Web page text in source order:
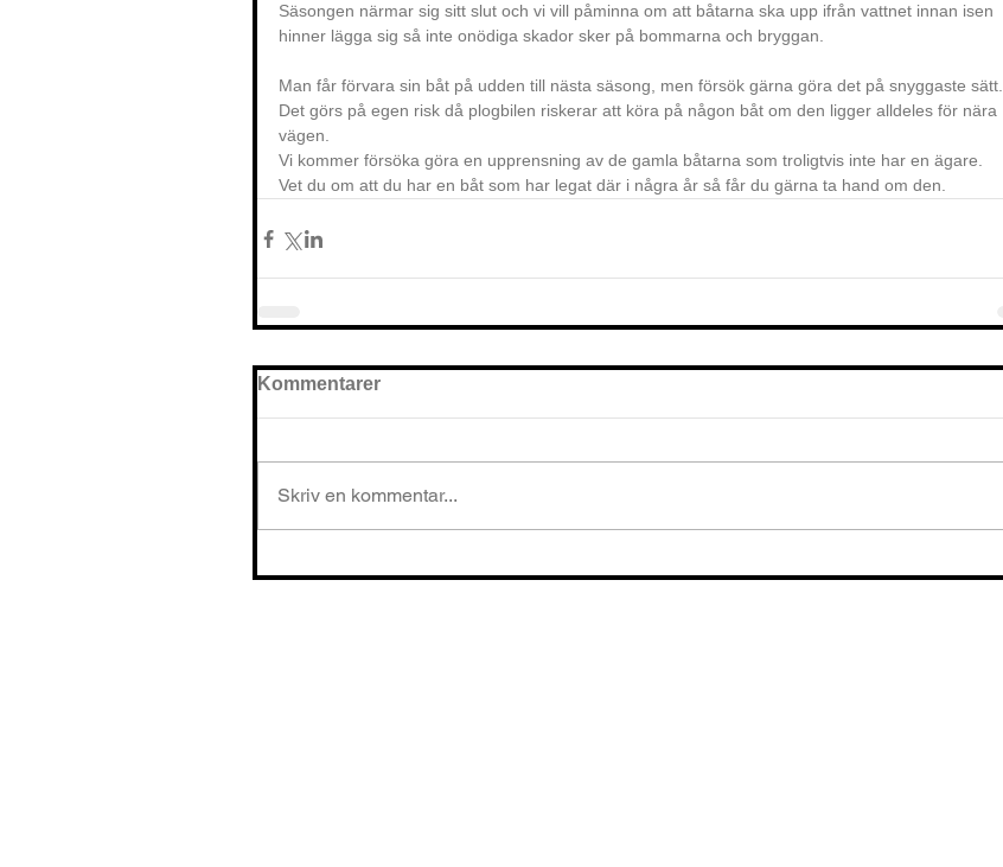
Säsongen närmar sig sitt slut och vi vill påminna om att båtarna ska upp ifrån vattnet innan isen
hinner lägga sig så inte onödiga skador sker på bommarna och bryggan.
Man får förvara sin båt på udden till nästa säsong, men försök gärna göra det på snyggaste sätt.
Det görs på egen risk då plogbilen riskerar att köra på någon båt om den ligger alldeles för nära
vägen.
Vi kommer försöka göra en upprensning av de gamla båtarna som troligtvis inte har en ägare.
Vet du om att du har en båt som har legat där i några år så får du gärna ta hand om den.
Kommentarer
Skriv en kommentar...